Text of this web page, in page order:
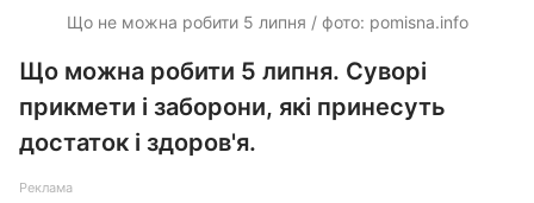
Що не можна робити 5 липня / фото: pomisna.info
Що можна робити 5 липня. Суворі
прикмети і заборони, які принесуть
достаток і здоров'я.
Реклама